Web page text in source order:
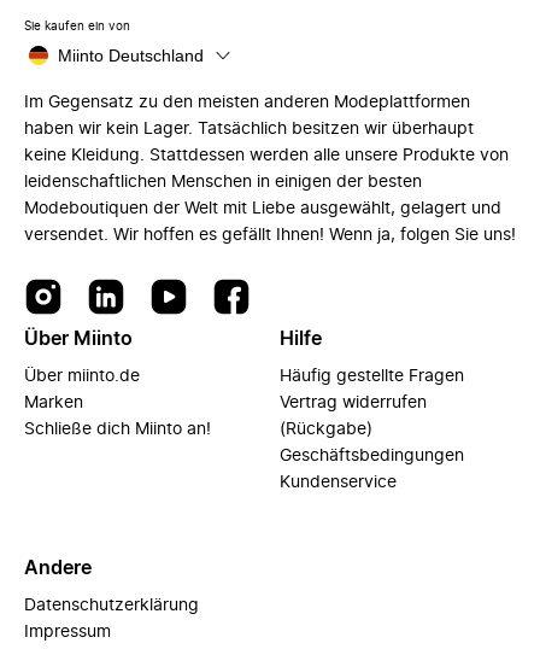
Sie kaufen ein von
Miinto Deutschland
Im Gegensatz zu den meisten anderen Modeplattformen
haben wir kein Lager. Tatsächlich besitzen wir überhaupt
keine Kleidung. Stattdessen werden alle unsere Produkte von
leidenschaftlichen Menschen in einigen der besten
Modeboutiquen der Welt mit Liebe ausgewählt, gelagert und
versendet. Wir hoffen es gefällt Ihnen! Wenn ja, folgen Sie uns!
Über Miinto
Über miinto.de
Marken
Schließe dich Miinto an!
Hilfe
Häufig gestellte Fragen
Vertrag widerrufen
(Rückgabe)
Geschäftsbedingungen
Kundenservice
Andere
Datenschutzerklärung
Impressum